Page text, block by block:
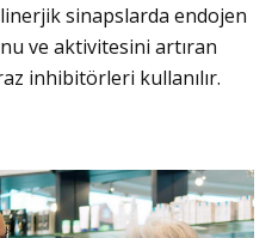
sinapslarda endojen
ve aktivitesini artıran
inhibitörleri kullanılır.